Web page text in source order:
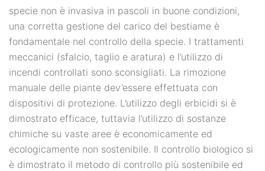
specie non è invasiva in pascoli in buone condizioni,
una corretta gestione del carico del bestiame è
fondamentale nel controllo della specie. I trattamenti
meccanici (sfalcio, taglio e aratura) e l’utilizzo di
incendi controllati sono sconsigliati. La rimozione
manuale delle piante dev’essere effettuata con
dispositivi di protezione. L’utilizzo degli erbicidi si è
dimostrato efficace, tuttavia l’utilizzo di sostanze
chimiche su vaste aree è economicamente ed
ecologicamente non sostenibile. Il controllo biologico si
è dimostrato il metodo di controllo più sostenibile ed